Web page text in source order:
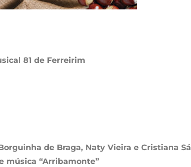
81 de Ferreirim
de Braga, Naty Vieira e Cristiana Sá
música “Arribamonte”